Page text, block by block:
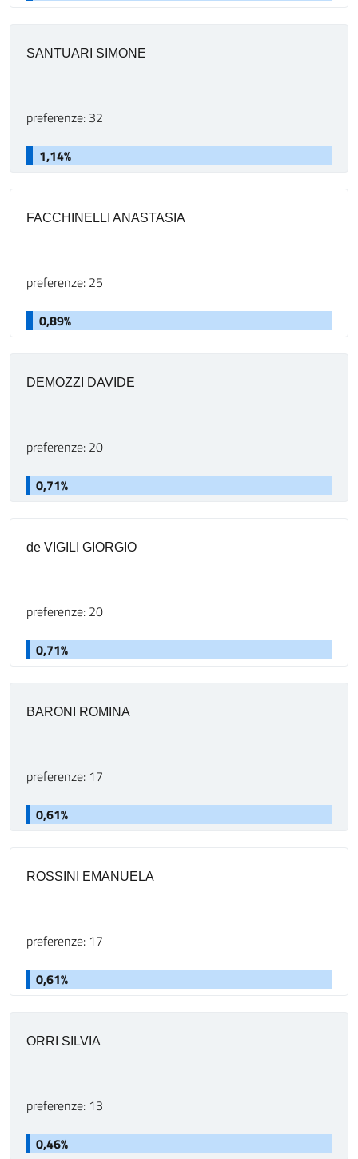
SANTUARI SIMONE
preferenze: 32
1,14%
FACCHINELLI ANASTASIA
preferenze: 25
0,89%
DEMOZZI DAVIDE
preferenze: 20
0,71%
de VIGILI GIORGIO
preferenze: 20
0,71%
BARONI ROMINA
preferenze: 17
0,61%
ROSSINI EMANUELA
preferenze: 17
0,61%
ORRI SILVIA
preferenze: 13
0,46%